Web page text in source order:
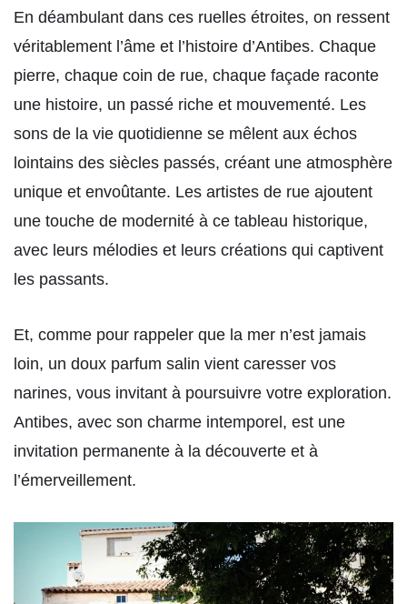
En déambulant dans ces ruelles étroites, on ressent
véritablement l’âme et l’histoire d’Antibes. Chaque
pierre, chaque coin de rue, chaque façade raconte
une histoire, un passé riche et mouvementé. Les
sons de la vie quotidienne se mêlent aux échos
lointains des siècles passés, créant une atmosphère
unique et envoûtante. Les artistes de rue ajoutent
une touche de modernité à ce tableau historique,
avec leurs mélodies et leurs créations qui captivent
les passants.
Et, comme pour rappeler que la mer n’est jamais
loin, un doux parfum salin vient caresser vos
narines, vous invitant à poursuivre votre exploration.
Antibes, avec son charme intemporel, est une
invitation permanente à la découverte et à
l’émerveillement.